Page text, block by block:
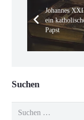
Johannes
ein
Papst
Suchen
Suchen